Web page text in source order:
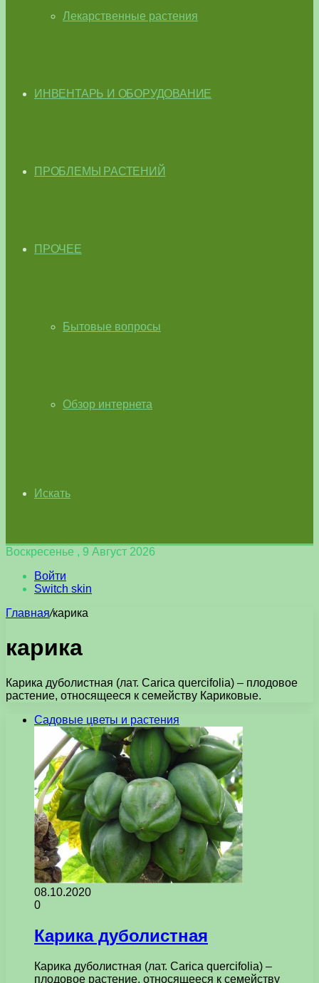
Лекарственные растения
ИНВЕНТАРЬ И ОБОРУДОВАНИЕ
ПРОБЛЕМЫ РАСТЕНИЙ
ПРОЧЕЕ
Бытовые вопросы
Обзор интернета
Искать
Воскресенье , 9 Август 2026
Войти
Switch skin
Главная/карика
карика
Карика дуболистная (лат. Carica quercifolia) – плодовое
растение, относящееся к семейству Кариковые.
Садовые цветы и растения
08.10.2020
0
Карика дуболистная
Карика дуболистная (лат. Carica quercifolia) –
плодовое растение, относящееся к семейству